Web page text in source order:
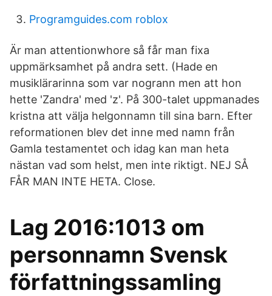
Programguides.com roblox
Är man attentionwhore så får man fixa
uppmärksamhet på andra sett. (Hade en
musiklärarinna som var nogrann men att hon
hette 'Zandra' med 'z'. På 300-talet uppmanades
kristna att välja helgonnamn till sina barn. Efter
reformationen blev det inne med namn från
Gamla testamentet och idag kan man heta
nästan vad som helst, men inte riktigt. NEJ SÅ
FÅR MAN INTE HETA. Close.
Lag 2016:1013 om
personnamn Svensk
författningssamling